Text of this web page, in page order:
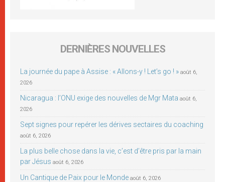
DERNIÈRES NOUVELLES
La journée du pape à Assise : « Allons-y ! Let’s go ! » août 6,
2026
Nicaragua : l’ONU exige des nouvelles de Mgr Mata août 6,
2026
Sept signes pour repérer les dérives sectaires du coaching
août 6, 2026
La plus belle chose dans la vie, c’est d’être pris par la main
par Jésus août 6, 2026
Un Cantique de Paix pour le Monde août 6, 2026